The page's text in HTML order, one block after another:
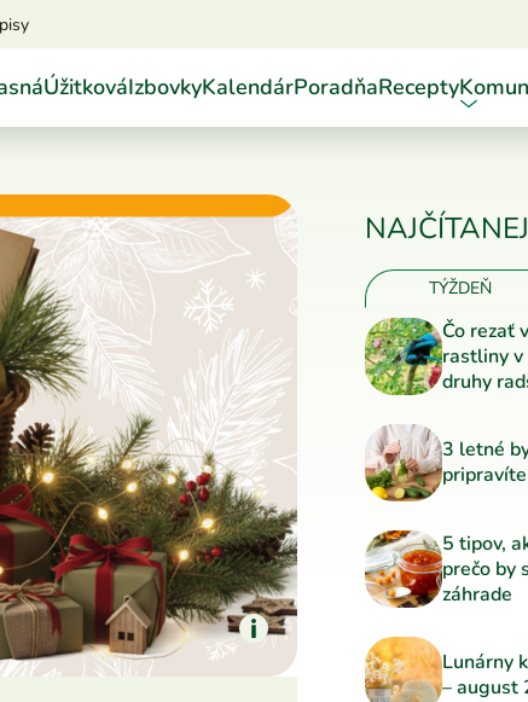
ÚžitkováIzbovkyKalendárPoradňaRecepty
TÝŽDEŇ
Čo rezať
rastliny v
druhy
3 letné
5 tipov,
prečo by
záhrade
Lunárny
– august